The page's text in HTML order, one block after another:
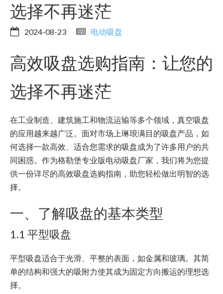
选择不再迷茫
2024-08-23 电动吸盘
高效吸盘选购指南：让您的
选择不再迷茫
在工业制造、建筑施工和物流运输等多个领域，真空吸盘
的应用越来越广泛。面对市场上琳琅满目的吸盘产品，如
何选择一款高效、适合您需求的吸盘成为了许多用户的共
同困惑。作为格勒堡专业版电动吸盘厂家，我们将为您提
供一份详尽的高效吸盘选购指南，助您轻松做出明智的选
择。
一、了解吸盘的基本类型
1.1 平型吸盘
平型吸盘适合于光滑、平整的表面，如金属和玻璃。其简
单的结构和强大的吸附力使其成为固定方向搬运的理想选
择。